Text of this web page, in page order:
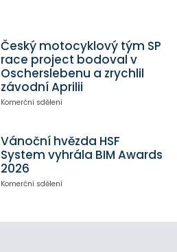
Český motocyklový tým SP
race project bodoval v
Oscherslebenu a zrychlil
závodní Aprilii
Komerční sdělení
Vánoční hvězda HSF
System vyhrála BIM Awards
2026
Komerční sdělení